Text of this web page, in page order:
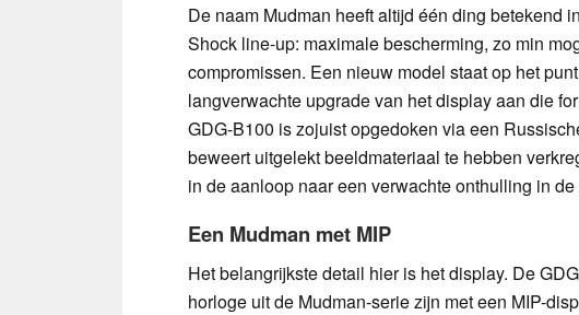
De naam Mudman heeft altijd één ding betekend
Shock line-up: maximale bescherming, zo min
compromissen. Een nieuw model staat op het
langverwachte upgrade van het display aan die
GDG-B100 is zojuist opgedoken via een
beweert uitgelekt beeldmateriaal te hebben
in de aanloop naar een verwachte onthulling in
Een Mudman met MIP
Het belangrijkste detail hier is het display. De
horloge uit de Mudman-serie zijn met een MIP-